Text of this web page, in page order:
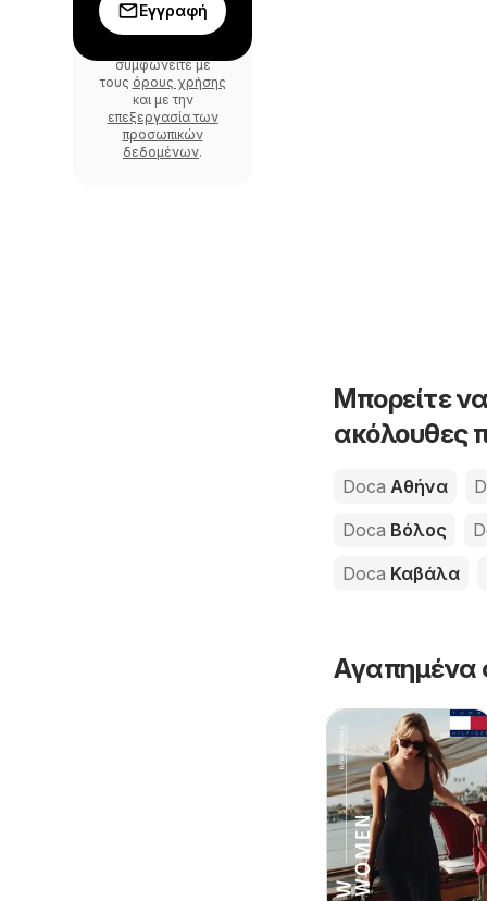
Μπορείτε
ακόλουθες
Doca Αθήνα
Doca Βόλος
Doca Καβάλα
Αγαπημένα
Εγγραφή
συμφωνείτε με
τους όρους χρήσης
και με την
επεξεργασία των
προσωπικών
δεδομένων.